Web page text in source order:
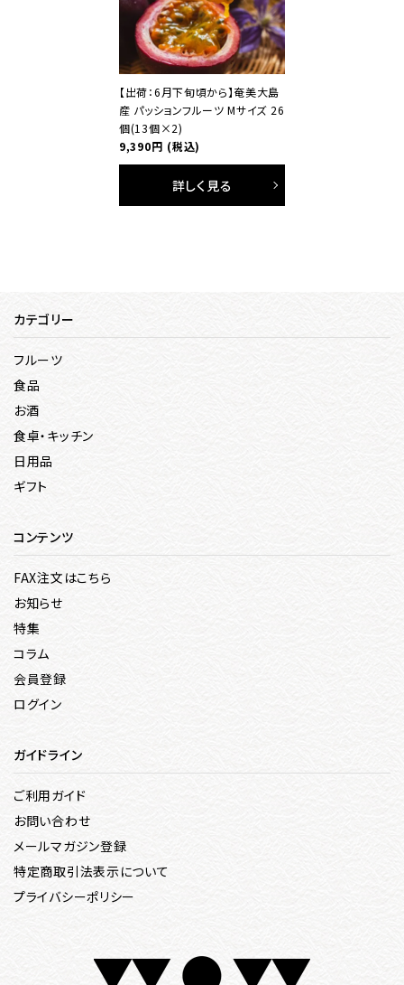
【出荷：6月下旬頃から】奄美大島
産 パッションフルーツ Mサイズ 26
個(13個×2)
9,390円 (税込)
詳しく見る
カテゴリー
フルーツ
食品
お酒
食卓・キッチン
日用品
ギフト
コンテンツ
FAX注文はこちら
お知らせ
特集
コラム
会員登録
ログイン
ガイドライン
ご利用ガイド
お問い合わせ
メールマガジン登録
特定商取引法表示について
プライバシーポリシー